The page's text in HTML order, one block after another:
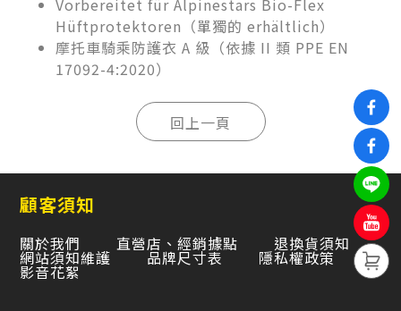
Vorbereitet für Alpinestars Bio-Flex
Hüftprotektoren（單獨的 erhältlich）
摩托車騎乘防護衣 A 級（依據 II 類 PPE EN
17092-4:2020）
顧客須知
關於我們 直營店、經銷據點 退換貨須知
網站須知維護 品牌尺寸表 隱私權政策
影音花絮